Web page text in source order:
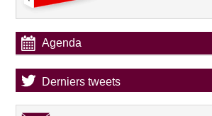
Agenda
Derniers tweets